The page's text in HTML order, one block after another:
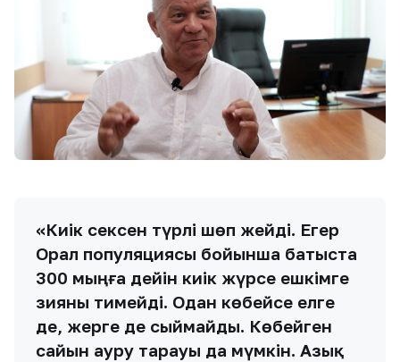
«Киік сексен түрлі шөп жейді. Егер
Орал популяциясы бойынша батыста
300 мыңға дейін киік жүрсе ешкімге
зияны тимейді. Одан көбейсе елге
де, жерге де сыймайды. Көбейген
сайын ауру тарауы да мүмкін. Азық